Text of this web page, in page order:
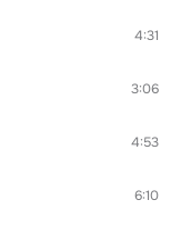
4:31
3:06
4:53
6:10